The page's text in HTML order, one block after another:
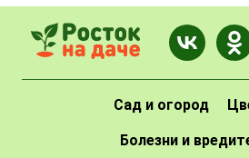
Сад и огород
Болезни и